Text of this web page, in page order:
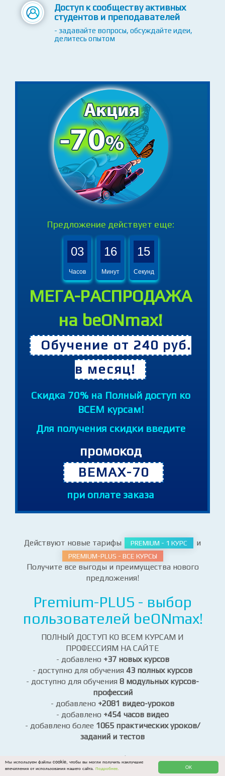
OK
Мы используем файлы cookie, чтобы вы могли получить наилучшие
впечатления от использования нашего сайта. Подробнее.
Доступ к сообществу активных
студентов и преподавателей
- задавайте вопросы, обсуждайте идеи,
делитесь опытом
Предложение действует еще:
03
Часов
16
Минут
14
Секунд
МЕГА-РАСПРОДАЖА
на beONmax!
Обучение от 240 руб.
в месяц!
Cкидка 70% на Полный доступ ко
ВСЕМ курсам!
Для получения скидки введите
промокод
BEMAX-70
при оплате заказа
Действуют новые тарифы PREMIUM - 1 КУРС и
PREMIUM-PLUS - ВСЕ КУРСЫ
Получите все выгоды и преимущества нового
предложения!
Premium-PLUS - выбор
пользователей beONmax!
ПОЛНЫЙ ДОСТУП КО ВСЕМ КУРСАМ И
ПРОФЕССИЯМ НА САЙТЕ
- добавлено +37 новых курсов
- доступно для обучения 43 полных курсов
- доступно для обучения 8 модульных курсов-
профессий
- добавлено +2081 видео-уроков
- добавлено +454 часов видео
- добавлено более 1065 практических уроков/
заданий и тестов
Все новые курсы — это профессиональные курсы
высокого качества, отвечающие современным